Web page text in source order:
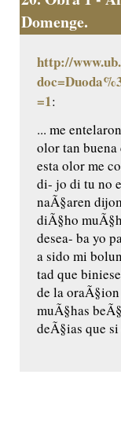
Domenge.
http://
=1:
... me
olor tan
esta olor me
di- jo di tu no
naÃ§aren
diÃ§ho
desea- ba yo
a sido mi
tad que
de la
muÃ§has
deÃ§ias que si